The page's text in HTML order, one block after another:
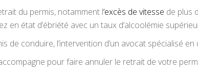
du permis, notamment l‘excès de vitesse de plus
en état d’ébriété avec un taux d’alcoolémie
de conduire, l’intervention d’un avocat spécialisé
pour faire annuler le retrait de votre